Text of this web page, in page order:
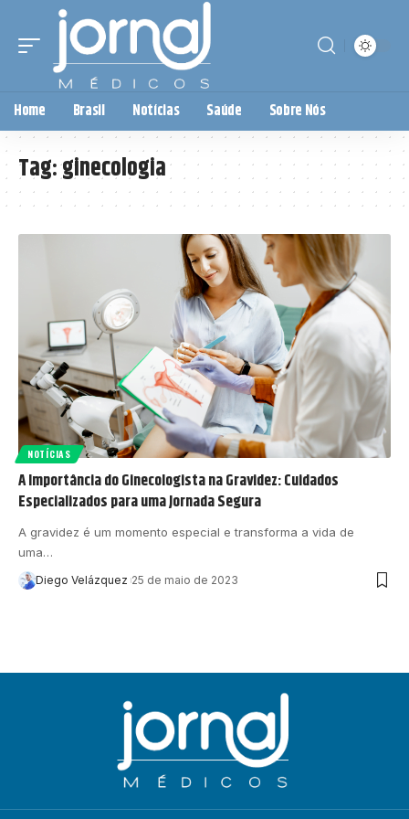
Home Brasil Notícias Saúde Sobre Nós
Tag:ginecologia
NOTÍCIAS
A Importância do Ginecologista na Gravidez: Cuidados
Especializados para uma Jornada Segura
A gravidez é um momento especial e transforma a vida de
uma…
Diego Velázquez 25 de maio de 2023